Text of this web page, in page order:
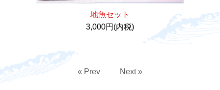
地魚セット
3,000円(内税)
« Prev Next »